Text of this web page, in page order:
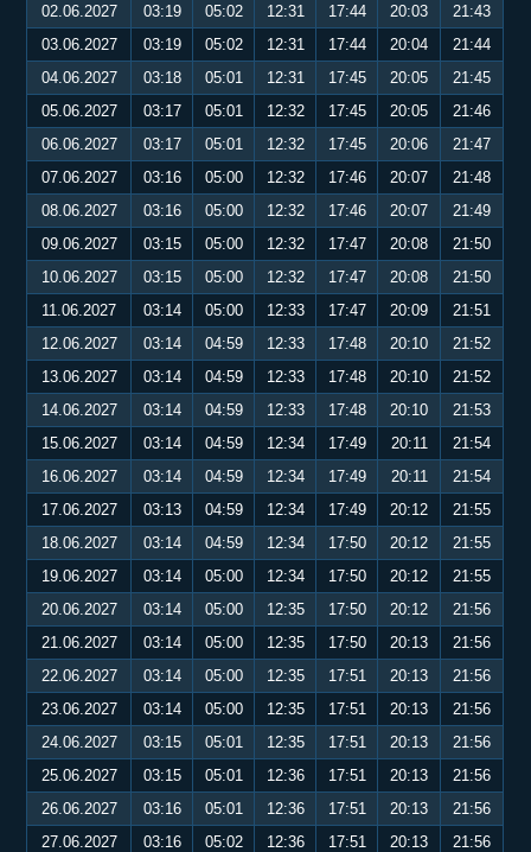
02.06.2027
03:19 05:02 12:31 17:44 20:03
21:43
03.06.2027
03:19 05:02 12:31 17:44 20:04
21:44
04.06.2027
03:18 05:01 12:31 17:45 20:05
21:45
05.06.2027
03:17 05:01 12:32 17:45 20:05
21:46
06.06.2027
03:17 05:01 12:32 17:45 20:06
21:47
07.06.2027
03:16 05:00 12:32 17:46 20:07
21:48
08.06.2027
03:16 05:00 12:32 17:46 20:07
21:49
09.06.2027
03:15 05:00 12:32 17:47 20:08
21:50
10.06.2027
03:15 05:00 12:32 17:47 20:08
21:50
11.06.2027
03:14 05:00 12:33 17:47 20:09
21:51
12.06.2027
03:14 04:59 12:33 17:48 20:10
21:52
13.06.2027
03:14 04:59 12:33 17:48 20:10
21:52
14.06.2027
03:14 04:59 12:33 17:48 20:10
21:53
15.06.2027
03:14 04:59 12:34 17:49 20:11
21:54
16.06.2027
03:14 04:59 12:34 17:49 20:11
21:54
17.06.2027
03:13 04:59 12:34 17:49 20:12
21:55
18.06.2027
03:14 04:59 12:34 17:50 20:12
21:55
19.06.2027
03:14 05:00 12:34 17:50 20:12
21:55
20.06.2027
03:14 05:00 12:35 17:50 20:12
21:56
21.06.2027
03:14 05:00 12:35 17:50 20:13
21:56
22.06.2027
03:14 05:00 12:35 17:51 20:13
21:56
23.06.2027
03:14 05:00 12:35 17:51 20:13
21:56
24.06.2027
03:15 05:01 12:35 17:51 20:13
21:56
25.06.2027
03:15 05:01 12:36 17:51 20:13
21:56
26.06.2027
03:16 05:01 12:36 17:51 20:13
21:56
27.06.2027
03:16 05:02 12:36 17:51 20:13
21:56